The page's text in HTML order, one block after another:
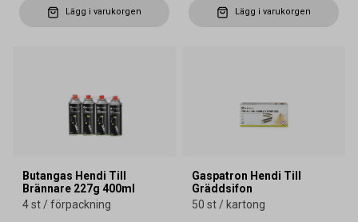
Lägg i varukorgen Lägg i varukorgen
Butangas Hendi Till
Brännare 227g 400ml
4 st / förpackning
Gaspatron Hendi Till
Gräddsifon
50 st / kartong